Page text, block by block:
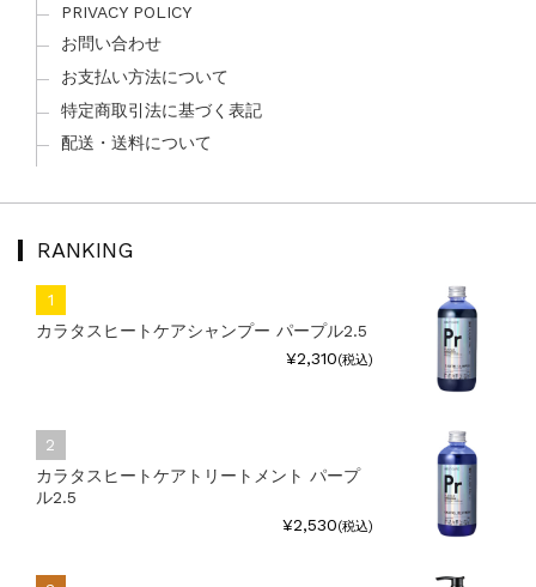
PRIVACY POLICY
お問い合わせ
お支払い方法について
特定商取引法に基づく表記
配送・送料について
RANKING
カラタスヒートケアシャンプー パープル2.5
¥2,310(税込)
カラタスヒートケアトリートメント パープ
ル2.5
¥2,530(税込)